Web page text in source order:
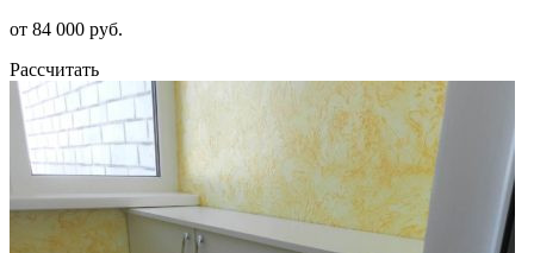
от 84 000 руб.
Рассчитать